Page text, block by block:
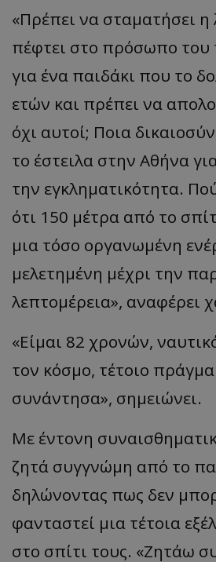
«Πρέπει να σταματήσει
πέφτει στο πρόσωπο του
για ένα παιδάκι που το
ετών και πρέπει να
όχι αυτοί; Ποια
το έστειλα στην Αθήνα
την εγκληματικότητα.
ότι 150 μέτρα από το
μια τόσο οργανωμένη
μελετημένη μέχρι την
λεπτομέρεια», αναφέρει
«Είμαι 82 χρονών,
τον κόσμο, τέτοιο
συνάντησα», σημειώνει.
Με έντονη
ζητά συγγνώμη από το
δηλώνοντας πως δεν
φανταστεί μια τέτοια
στο σπίτι τους. «Ζητάω